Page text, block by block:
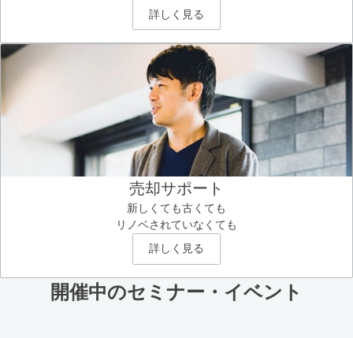
詳しく見る
売却サポート
新しくても古くても
リノベされていなくても
詳しく見る
開催中のセミナー・イベント